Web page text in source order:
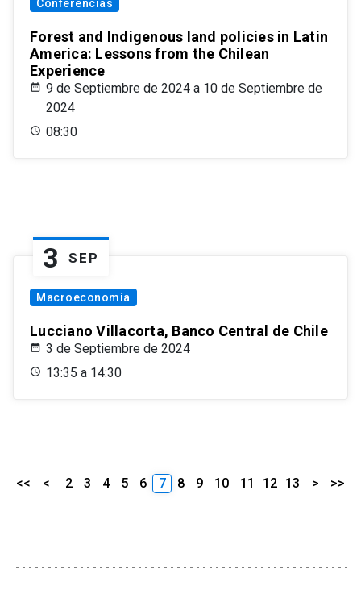
Conferencias
Forest and Indigenous land policies in Latin
America: Lessons from the Chilean
Experience
9 de Septiembre de 2024 a 10 de Septiembre de
2024
08:30
3 SEP
Macroeconomía
Lucciano Villacorta, Banco Central de Chile
3 de Septiembre de 2024
13:35 a 14:30
<< < 2 3 4 5 6 7 8 9 10 11 12 13 > >>